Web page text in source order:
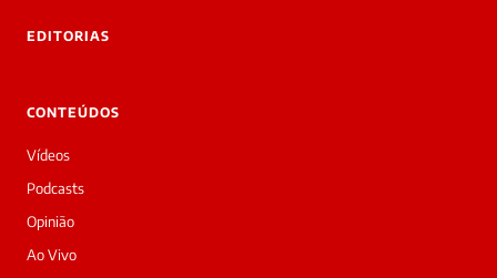
EDITORIAS
CONTEÚDOS
Vídeos
Podcasts
Opinião
Ao Vivo